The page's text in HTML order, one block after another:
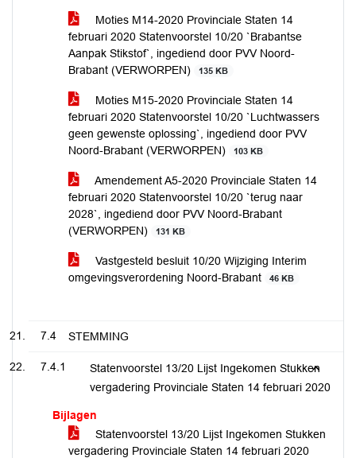
Moties M14-2020 Provinciale Staten 14
februari 2020 Statenvoorstel 10/20 `Brabantse
Aanpak Stikstof`, ingediend door PVV Noord-
Brabant (VERWORPEN)
135 KB
Moties M15-2020 Provinciale Staten 14
februari 2020 Statenvoorstel 10/20 `Luchtwassers
geen gewenste oplossing`, ingediend door PVV
Noord-Brabant (VERWORPEN)
103 KB
Amendement A5-2020 Provinciale Staten 14
februari 2020 Statenvoorstel 10/20 `terug naar
2028`, ingediend door PVV Noord-Brabant
(VERWORPEN)
131 KB
Vastgesteld besluit 10/20 Wijziging Interim
omgevingsverordening Noord-Brabant
46 KB
7.4 STEMMING
7.4.1
Statenvoorstel 13/20 Lijst Ingekomen Stukken
vergadering Provinciale Staten 14 februari 2020
Bijlagen
Statenvoorstel 13/20 Lijst Ingekomen Stukken
vergadering Provinciale Staten 14 februari 2020